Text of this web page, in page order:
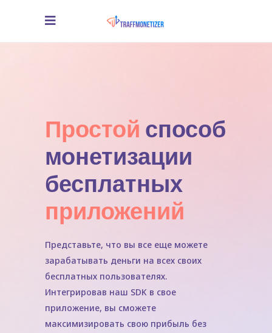
Простой способ
монетизации
бесплатных
приложений
Представьте, что вы все еще можете
зарабатывать деньги на всех своих
бесплатных пользователях.
Интегрировав наш SDK в свое
приложение, вы сможете
максимизировать свою прибыль без